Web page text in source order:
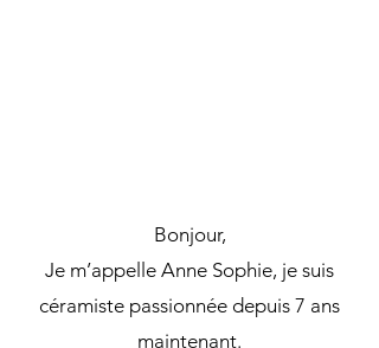
Bonjour,
Je m’appelle Anne Sophie, je suis
céramiste passionnée depuis 7 ans
maintenant.